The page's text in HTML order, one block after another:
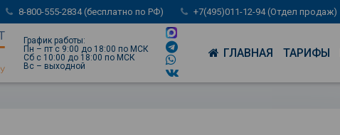
8-800-555-2834 (бесплатно по РФ) +7(495)011-12-94 (Отдел продаж)
График работы:
Пн – пт с 9:00 до 18:00 по МСК
Сб с 10:00 до 18:00 по МСК
Вс – выходной
ГЛАВНАЯ ТАРИФЫ